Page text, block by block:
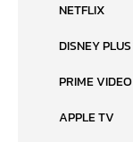
NETFLIX
DISNEY PLUS
PRIME VIDEO
APPLE TV